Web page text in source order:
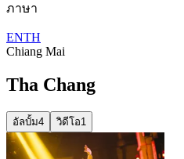
ภาษา
ENTH
Chiang Mai
Tha Chang
อัลบั้ม4 วิดีโอ1